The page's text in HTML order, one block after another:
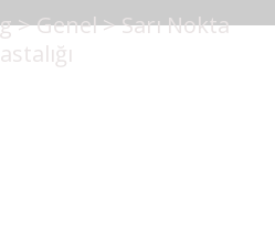
>Genel>Sarı Nokta